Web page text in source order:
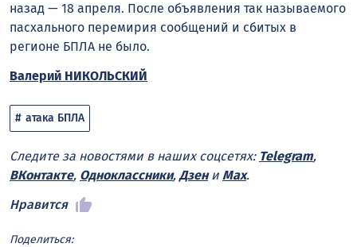
назад — 18 апреля. После объявления так называемого
пасхального перемирия сообщений и сбитых в
регионе БПЛА не было.
Валерий НИКОЛЬСКИЙ
атака БПЛА
Следите за новостями в наших соцсетях: Telegram,
ВКонтакте, Одноклассники, Дзени Max.
Нравится
Поделиться: